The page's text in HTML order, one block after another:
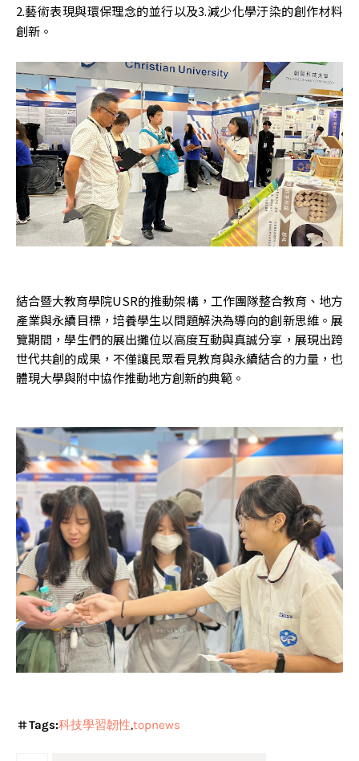
2.藝術表現與環保理念的並行以及3.減少化學汙染的創作材料
創新。
結合暨大教育學院USR的推動架構，工作團隊整合教育、地方
產業與永續目標，培養學生以問題解決為導向的創新思維。展
覽期間，學生們的展出攤位以高度互動與真誠分享，展現出跨
世代共創的成果，不僅讓民眾看見教育與永續結合的力量，也
體現大學與附中協作推動地方創新的典範。
Tags:科技學習韌性 topnews